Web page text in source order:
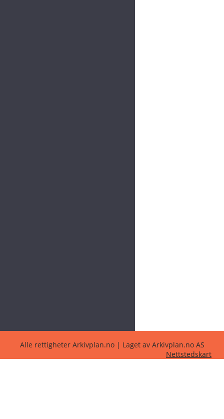
Alle rettigheter Arkivplan.no | Laget av Arkivplan.no AS
Nettstedskart